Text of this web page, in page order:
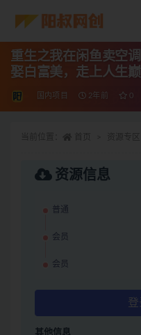
重生之我在闲鱼卖空
娶白富美，走上人生
国内项目 2年前 0
资源信息
普通
会员
会员
其他信息